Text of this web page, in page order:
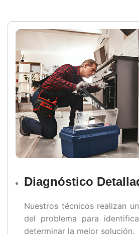
Diagnóstico
Nuestros técnicos realizan
del problema para
determinar la mejor solución.